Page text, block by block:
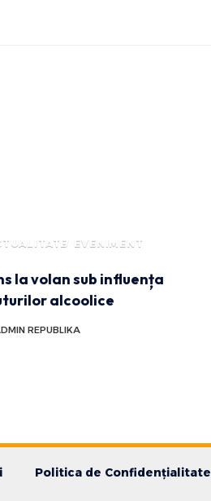
EVENIMENT
la volan sub influența
alcoolice
REPUBLIKA
Politica de Confidențialitate